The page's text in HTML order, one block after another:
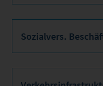
Sozialvers.